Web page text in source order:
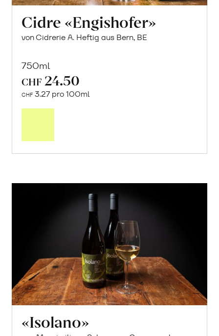
Cidre «Engishofer»
von Cidrerie A. Heftig aus Bern, BE
750ml
CHF 24.50
CHF 3.27 pro 100ml
«Isolano»